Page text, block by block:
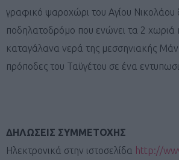
γραφικό ψαροχώρι του Αγίου Νικολάου
ποδηλατοδρόμο που ενώνει τα 2
καταγάλανα νερά της μεσσηνιακής
πρόποδες του Ταϋγέτου σε ένα
ΔΗΛΩΣΕΙΣ ΣΥΜΜΕΤΟΧΗΣ
Ηλεκτρονικά στην ιστοσελίδα http://